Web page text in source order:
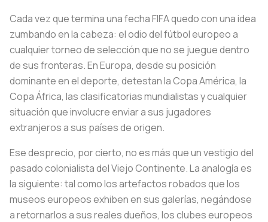
Cada vez que termina una fecha FIFA quedo con una idea
zumbando en la cabeza: el odio del fútbol europeo a
cualquier torneo de selección que no se juegue dentro
de sus fronteras. En Europa, desde su posición
dominante en el deporte, detestan la Copa América, la
Copa África, las clasificatorias mundialistas y cualquier
situación que involucre enviar a sus jugadores
extranjeros a sus países de origen.
Ese desprecio, por cierto, no es más que un vestigio del
pasado colonialista del Viejo Continente. La analogía es
la siguiente: tal como los artefactos robados que los
museos europeos exhiben en sus galerías, negándose
a retornarlos a sus reales dueños, los clubes europeos